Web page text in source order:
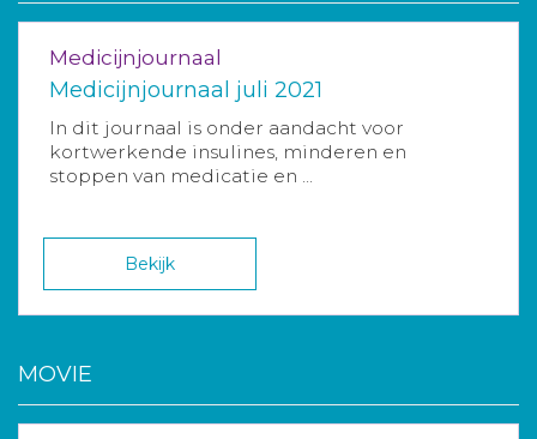
Medicijnjournaal
Medicijnjournaal juli 2021
In dit journaal is onder aandacht voor
kortwerkende insulines, minderen en
stoppen van medicatie en ...
Bekijk
MOVIE